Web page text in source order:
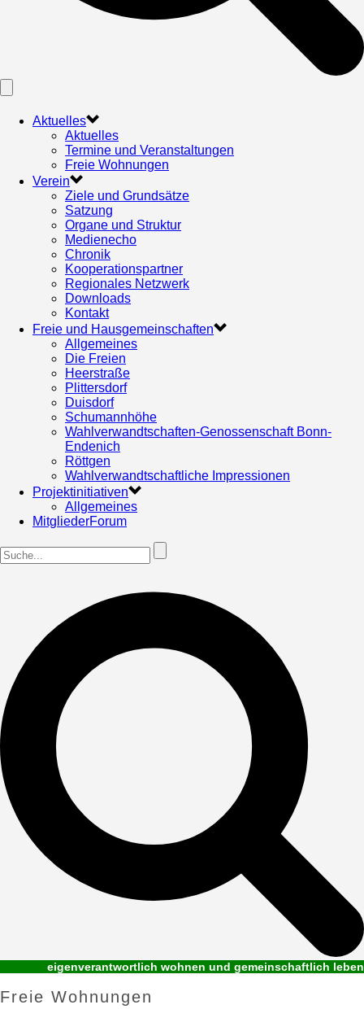
Aktuelles
Aktuelles
Termine und Veranstaltungen
Freie Wohnungen
Verein
Ziele und Grundsätze
Satzung
Organe und Struktur
Medienecho
Chronik
Kooperationspartner
Regionales Netzwerk
Downloads
Kontakt
Freie und Hausgemeinschaften
Allgemeines
Die Freien
Heerstraße
Plittersdorf
Duisdorf
Schumannhöhe
Wahlverwandtschaften-Genossenschaft Bonn-
Endenich
Röttgen
Wahlverwandtschaftliche Impressionen
Projektinitiativen
Allgemeines
MitgliederForum
eigenverantwortlich wohnen und gemeinschaftlich leben
Freie Wohnungen